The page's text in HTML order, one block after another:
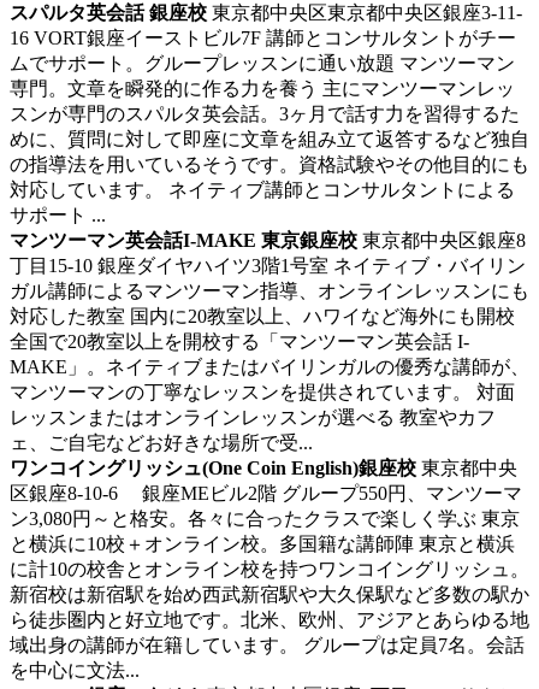
スパルタ英会話 銀座校 東京都中央区東京都中央区銀座3-11-
16 VORT銀座イーストビル7F 講師とコンサルタントがチー
ムでサポート。グループレッスンに通い放題 マンツーマン
専門。文章を瞬発的に作る力を養う 主にマンツーマンレッ
スンが専門のスパルタ英会話。3ヶ月で話す力を習得するた
めに、質問に対して即座に文章を組み立て返答するなど独自
の指導法を用いているそうです。資格試験やその他目的にも
対応しています。 ネイティブ講師とコンサルタントによる
サポート ...
マンツーマン英会話I-MAKE 東京銀座校 東京都中央区銀座8
丁目15-10 銀座ダイヤハイツ3階1号室 ネイティブ・バイリン
ガル講師によるマンツーマン指導、オンラインレッスンにも
対応した教室 国内に20教室以上、ハワイなど海外にも開校
全国で20教室以上を開校する「マンツーマン英会話 I-
MAKE」。ネイティブまたはバイリンガルの優秀な講師が、
マンツーマンの丁寧なレッスンを提供されています。 対面
レッスンまたはオンラインレッスンが選べる 教室やカフ
ェ、ご自宅などお好きな場所で受...
ワンコイングリッシュ(One Coin English)銀座校 東京都中央
区銀座8-10-6 銀座MEビル2階 グループ550円、マンツーマ
ン3,080円～と格安。各々に合ったクラスで楽しく学ぶ 東京
と横浜に10校＋オンライン校。多国籍な講師陣 東京と横浜
に計10の校舎とオンライン校を持つワンコイングリッシュ。
新宿校は新宿駅を始め西武新宿駅や大久保駅など多数の駅か
ら徒歩圏内と好立地です。北米、欧州、アジアとあらゆる地
域出身の講師が在籍しています。 グループは定員7名。会話
を中心に文法...